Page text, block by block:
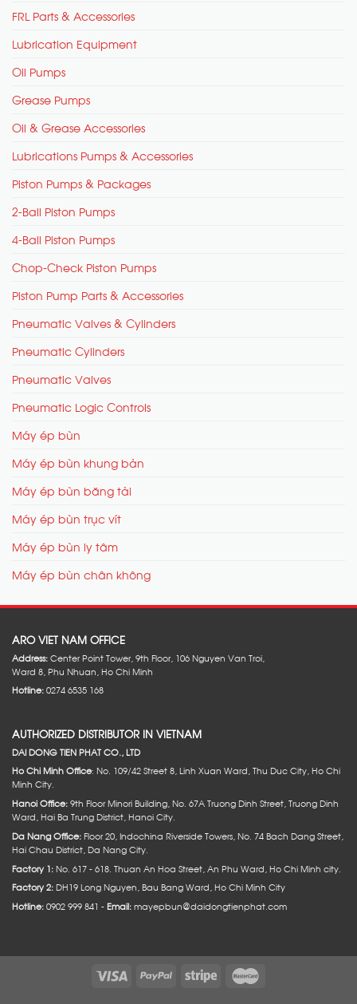
FRL Parts & Accessories
Lubrication Equipment
Oil Pumps
Grease Pumps
Oil & Grease Accessories
Lubrications Pumps & Accessories
Piston Pumps & Packages
2-Ball Piston Pumps
4-Ball Piston Pumps
Chop-Check Piston Pumps
Piston Pump Parts & Accessories
Pneumatic Valves & Cylinders
Pneumatic Cylinders
Pneumatic Valves
Pneumatic Logic Controls
Máy ép bùn
Máy ép bùn khung bản
Máy ép bùn băng tải
Máy ép bùn trục vít
Máy ép bùn ly tâm
Máy ép bùn chân không
ARO VIET NAM OFFICE
Address:Center Point Tower, 9th Floor, 106 Nguyen Van Troi,
Ward 8, Phu Nhuan, Ho Chi Minh
Hotline:0274 6535 168
AUTHORIZED DISTRIBUTOR IN VIETNAM
DAI DONG TIEN PHAT CO., LTD
Ho Chi Minh Office: No. 109/42 Street 8, Linh Xuan Ward, Thu Duc City, Ho Chi
Minh City.
Hanoi Office:9th Floor Minori Building, No. 67A Truong Dinh Street, Truong Dinh
Ward, Hai Ba Trung District, Hanoi City.
Da Nang Office:Floor 20, Indochina Riverside Towers, No. 74 Bach Dang Street,
Hai Chau District, Da Nang City.
Factory 1:No. 617 - 618. Thuan An Hoa Street, An Phu Ward, Ho Chi Minh city.
Factory 2:DH19 Long Nguyen, Bau Bang Ward, Ho Chi Minh City
Hotline:0902 999 841 -Email:mayepbun@daidongtienphat.com